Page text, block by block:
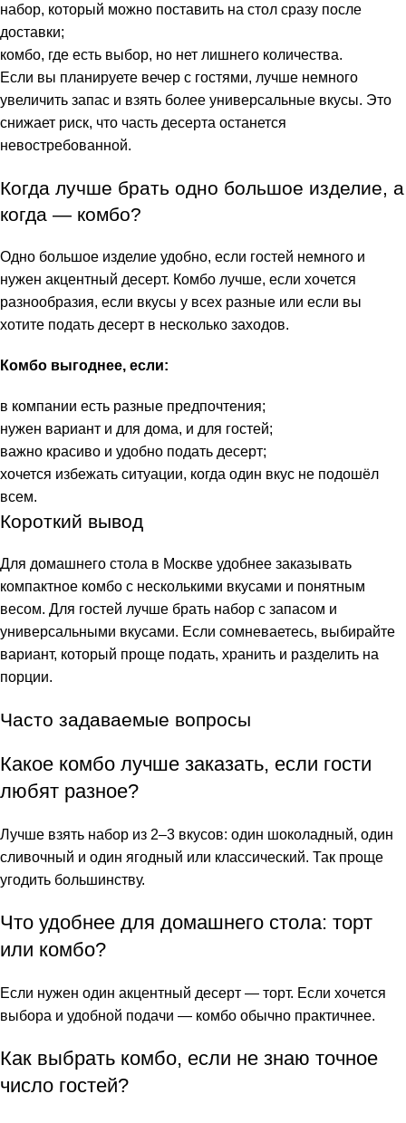
набор, который можно поставить на стол сразу после
доставки;
комбо, где есть выбор, но нет лишнего количества.
Если вы планируете вечер с гостями, лучше немного
увеличить запас и взять более универсальные вкусы. Это
снижает риск, что часть десерта останется
невостребованной.
Когда лучше брать одно большое изделие, а
когда — комбо?
Одно большое изделие удобно, если гостей немного и
нужен акцентный десерт. Комбо лучше, если хочется
разнообразия, если вкусы у всех разные или если вы
хотите подать десерт в несколько заходов.
Комбо выгоднее, если:
в компании есть разные предпочтения;
нужен вариант и для дома, и для гостей;
важно красиво и удобно подать десерт;
хочется избежать ситуации, когда один вкус не подошёл
всем.
Короткий вывод
Для домашнего стола в Москве удобнее заказывать
компактное комбо с несколькими вкусами и понятным
весом. Для гостей лучше брать набор с запасом и
универсальными вкусами. Если сомневаетесь, выбирайте
вариант, который проще подать, хранить и разделить на
порции.
Часто задаваемые вопросы
Какое комбо лучше заказать, если гости
любят разное?
Лучше взять набор из 2–3 вкусов: один шоколадный, один
сливочный и один ягодный или классический. Так проще
угодить большинству.
Что удобнее для домашнего стола: торт
или комбо?
Если нужен один акцентный десерт — торт. Если хочется
выбора и удобной подачи — комбо обычно практичнее.
Как выбрать комбо, если не знаю точное
число гостей?